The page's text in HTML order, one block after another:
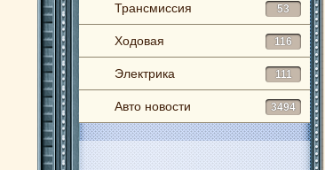
Трансмиссия 53
Ходовая 116
Электрика 111
Авто новости 3494